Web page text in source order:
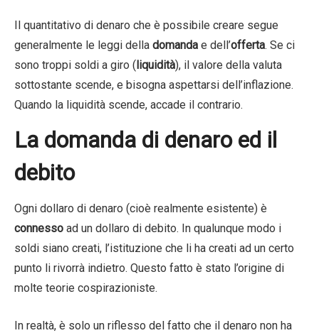
Il quantitativo di denaro che è possibile creare segue
generalmente le leggi della domanda e dell’offerta. Se ci
sono troppi soldi a giro (liquidità), il valore della valuta
sottostante scende, e bisogna aspettarsi dell’inflazione.
Quando la liquidità scende, accade il contrario.
La domanda di denaro ed il
debito
Ogni dollaro di denaro (cioè realmente esistente) è
connesso ad un dollaro di debito. In qualunque modo i
soldi siano creati, l’istituzione che li ha creati ad un certo
punto li rivorrà indietro. Questo fatto è stato l’origine di
molte teorie cospirazioniste.
In realtà, è solo un riflesso del fatto che il denaro non ha